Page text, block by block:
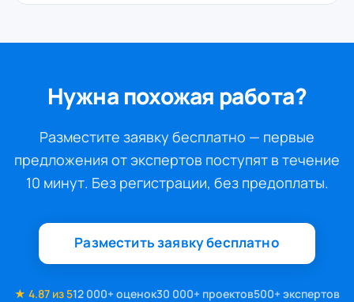
Нужна похожая работа?
Разместите заявку бесплатно — первые
предложения от экспертов поступят в течение
10 минут. Без регистрации, без предоплаты.
Разместить заявку бесплатно
★ 4.87 из 512 000+ оценок30 000+ проектов500+ экспертов